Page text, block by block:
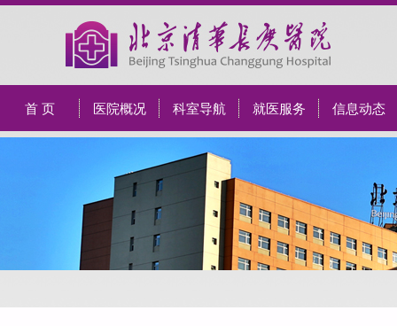
首 页 医院概况 科室导航 就医服务 信息动态